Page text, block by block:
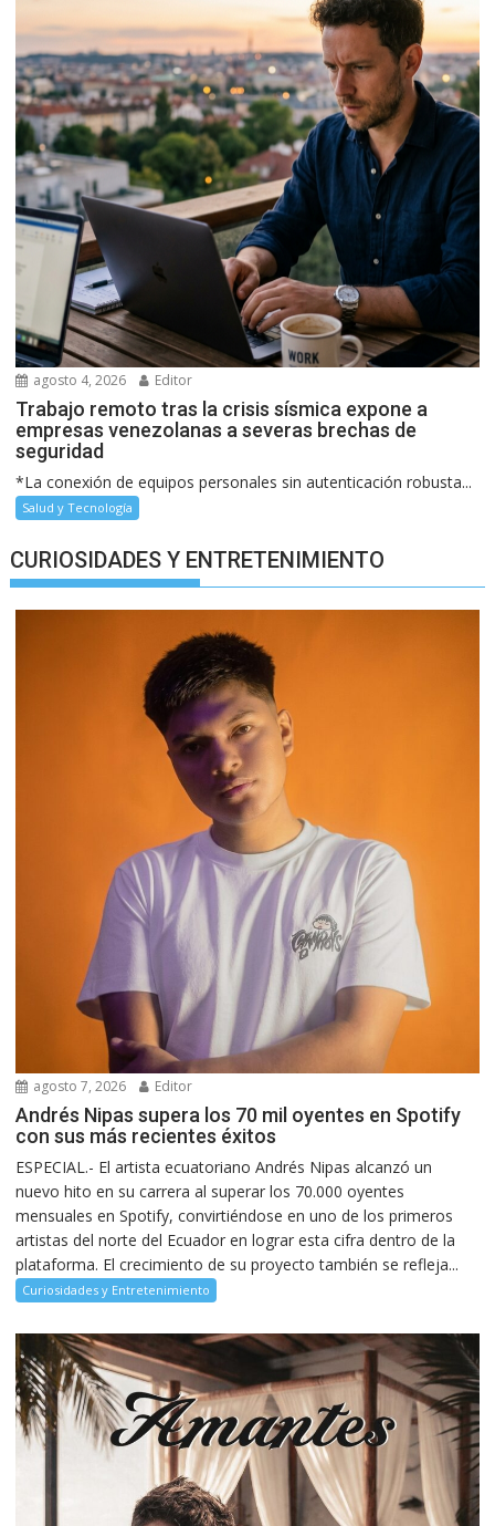
agosto 4, 2026 Editor
Trabajo remoto tras la crisis sísmica expone a
empresas venezolanas a severas brechas de
seguridad
*La conexión de equipos personales sin autenticación robusta...
Salud y Tecnología
CURIOSIDADES Y ENTRETENIMIENTO
agosto 7, 2026 Editor
Andrés Nipas supera los 70 mil oyentes en Spotify
con sus más recientes éxitos
ESPECIAL.- El artista ecuatoriano Andrés Nipas alcanzó un
nuevo hito en su carrera al superar los 70.000 oyentes
mensuales en Spotify, convirtiéndose en uno de los primeros
artistas del norte del Ecuador en lograr esta cifra dentro de la
plataforma. El crecimiento de su proyecto también se refleja...
Curiosidades y Entretenimiento